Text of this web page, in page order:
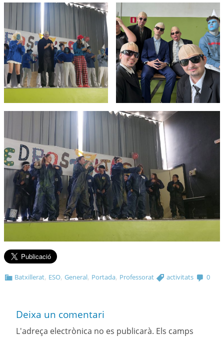
Batxillerat, ESO,General, Portada, Professorat activitats 0
Deixa un comentari
L'adreça electrònica no es publicarà. Els camps